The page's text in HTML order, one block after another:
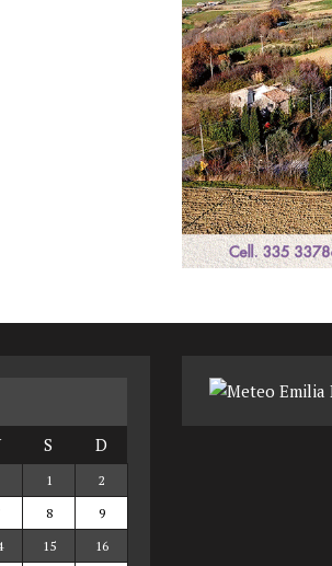
S D
1
2
8
9
15 16